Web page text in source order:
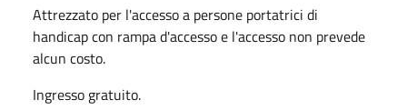
Attrezzato per l'accesso a persone portatrici di
handicap con rampa d'accesso e l'accesso non prevede
alcun costo.
Ingresso gratuito.